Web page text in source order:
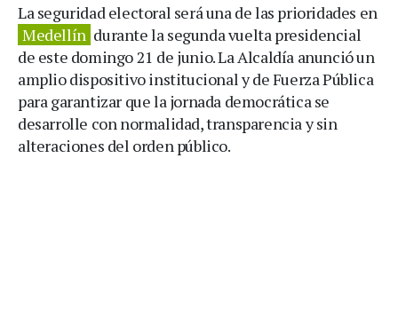
La seguridad electoral será una de las prioridades en
Medellín durante la segunda vuelta presidencial
de este domingo 21 de junio. La Alcaldía anunció un
amplio dispositivo institucional y de Fuerza Pública
para garantizar que la jornada democrática se
desarrolle con normalidad, transparencia y sin
alteraciones del orden público.